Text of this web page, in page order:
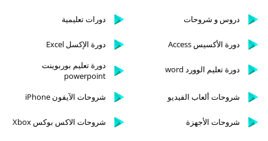
دروس و شروحات دورات تعليمية
دورة الأكسيس Access دورة الإكسل Excel
دورة تعليم الوورد word
دورة تعليم بوربوينت
powerpoint
شروحات ألعاب الفيديو
شروحات الآيفون iPhone
شروحات الأجهزة شروحات الاكس بوكس Xbox